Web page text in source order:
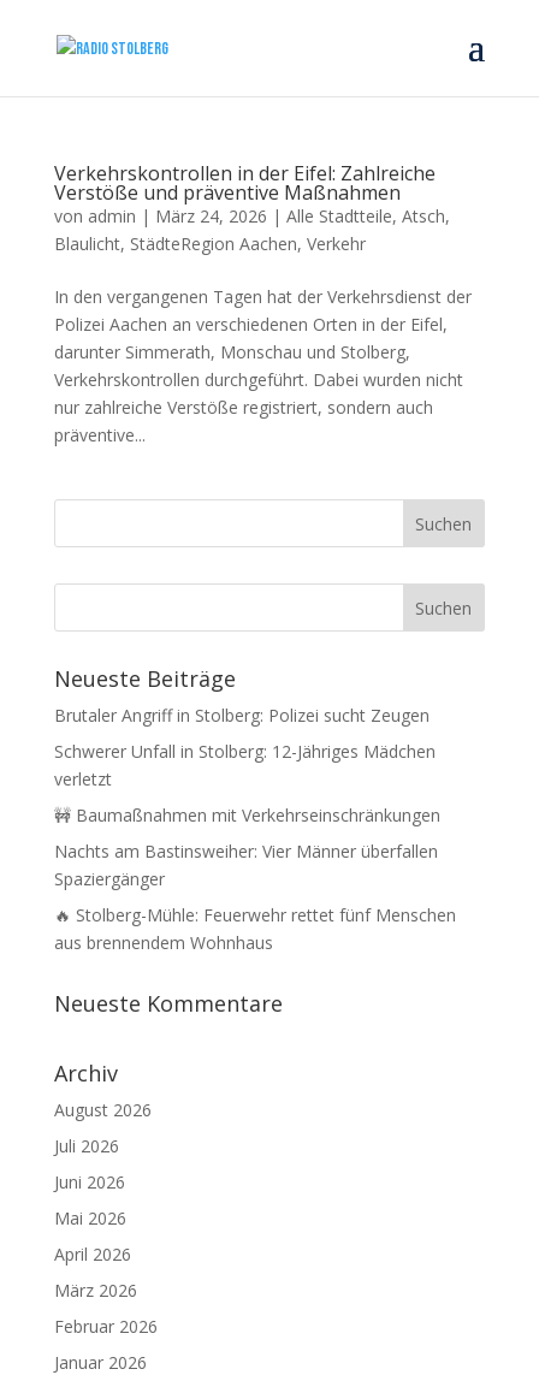
Verkehrskontrollen in der Eifel: Zahlreiche
Verstöße und präventive Maßnahmen
von admin | März 24, 2026 | Alle Stadtteile, Atsch,
Blaulicht, StädteRegion Aachen, Verkehr
In den vergangenen Tagen hat der Verkehrsdienst der
Polizei Aachen an verschiedenen Orten in der Eifel,
darunter Simmerath, Monschau und Stolberg,
Verkehrskontrollen durchgeführt. Dabei wurden nicht
nur zahlreiche Verstöße registriert, sondern auch
präventive...
Neueste Beiträge
Brutaler Angriff in Stolberg: Polizei sucht Zeugen
Schwerer Unfall in Stolberg: 12-Jähriges Mädchen
verletzt
🚧 Baumaßnahmen mit Verkehrseinschränkungen
Nachts am Bastinsweiher: Vier Männer überfallen
Spaziergänger
🔥 Stolberg-Mühle: Feuerwehr rettet fünf Menschen
aus brennendem Wohnhaus
Neueste Kommentare
Archiv
August 2026
Juli 2026
Juni 2026
Mai 2026
April 2026
März 2026
Februar 2026
Januar 2026